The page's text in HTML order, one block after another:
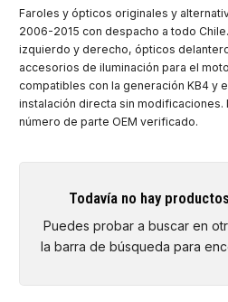
Faroles y ópticos originales y
2006-2015 con despacho a todo
izquierdo y derecho, ópticos
accesorios de iluminación para el
compatibles con la generación KB4 y
instalación directa sin
número de parte OEM verificado.
Todavía no hay
Puedes probar a buscar en
la barra de búsqueda para